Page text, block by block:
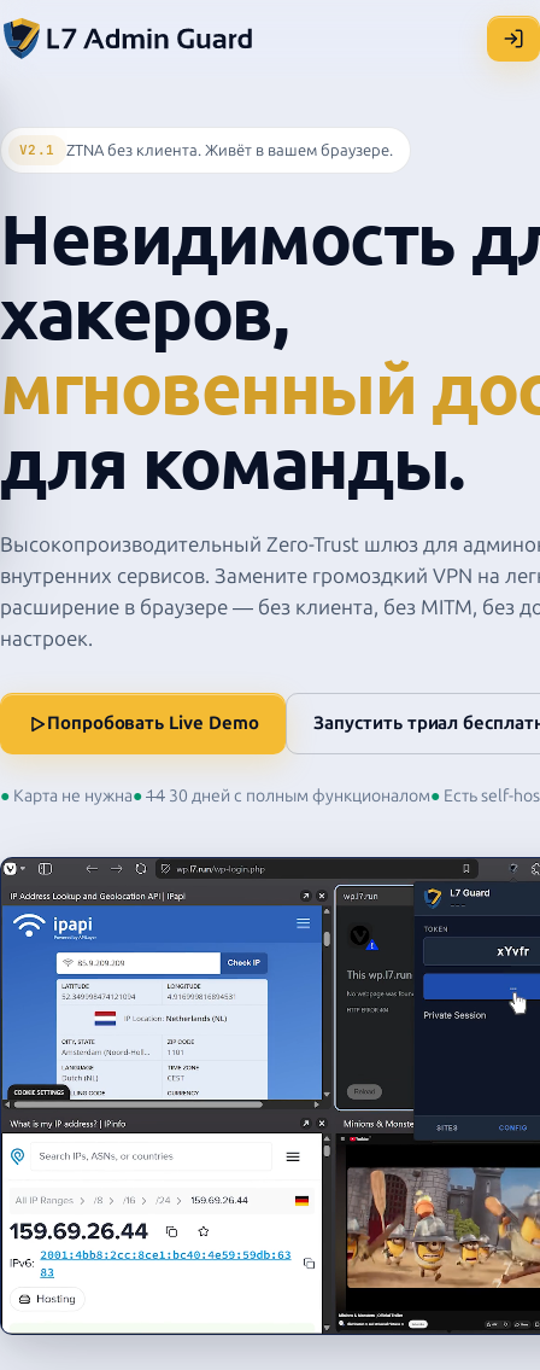
V2.1 ZTNA без клиента. Живёт в вашем браузере.
Невидимость
хакеров,
мгновенный
для команды.
Высокопроизводительный Zero-Trust шлюз для
внутренних сервисов. Замените громоздкий VPN на
расширение в браузере — без клиента, без MITM, без
настроек.
Попробовать Live Demo Запустить триал
● Карта не нужна●14 30 дней с полным функционалом● Есть self-